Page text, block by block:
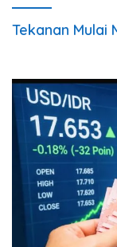
Tekanan Mulai